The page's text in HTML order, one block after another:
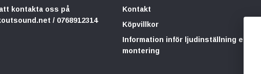
kontakta oss på
/ 0768912314
Kontakt
Köpvillkor
Information inför ljudinställning eller
montering